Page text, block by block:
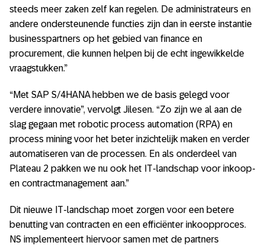
steeds meer zaken zelf kan regelen. De administrateurs en
andere ondersteunende functies zijn dan in eerste instantie
businesspartners op het gebied van finance en
procurement, die kunnen helpen bij de echt ingewikkelde
vraagstukken.”
“Met SAP S/4HANA hebben we de basis gelegd voor
verdere innovatie”, vervolgt Jilesen. “Zo zijn we al aan de
slag gegaan met robotic process automation (RPA) en
process mining voor het beter inzichtelijk maken en verder
automatiseren van de processen. En als onderdeel van
Plateau 2 pakken we nu ook het IT-landschap voor inkoop-
en contractmanagement aan.”
Dit nieuwe IT-landschap moet zorgen voor een betere
benutting van contracten en een efficiënter inkoopproces.
NS implementeert hiervoor samen met de partners